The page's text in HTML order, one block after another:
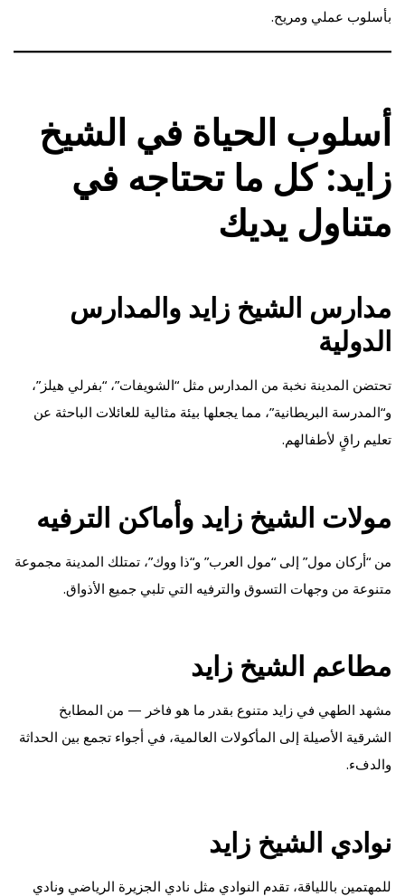
بأسلوب عملي ومريح.
أسلوب الحياة في الشيخ
زايد: كل ما تحتاجه في
متناول يديك
مدارس الشيخ زايد والمدارس
الدولية
تحتضن المدينة نخبة من المدارس مثل “الشويفات”، “بفرلي هيلز”،
و“المدرسة البريطانية”، مما يجعلها بيئة مثالية للعائلات الباحثة عن
تعليم راقٍ لأطفالهم.
مولات الشيخ زايد وأماكن الترفيه
من “أركان مول” إلى “مول العرب” و“ذا ووك”، تمتلك المدينة مجموعة
متنوعة من وجهات التسوق والترفيه التي تلبي جميع الأذواق.
مطاعم الشيخ زايد
مشهد الطهي في زايد متنوع بقدر ما هو فاخر — من المطابخ
الشرقية الأصيلة إلى المأكولات العالمية، في أجواء تجمع بين الحداثة
والدفء.
نوادي الشيخ زايد
للمهتمين باللياقة، تقدم النوادي مثل نادي الجزيرة الرياضي ونادي